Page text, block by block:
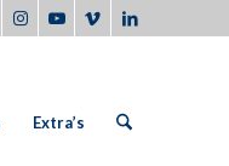
Extra’s